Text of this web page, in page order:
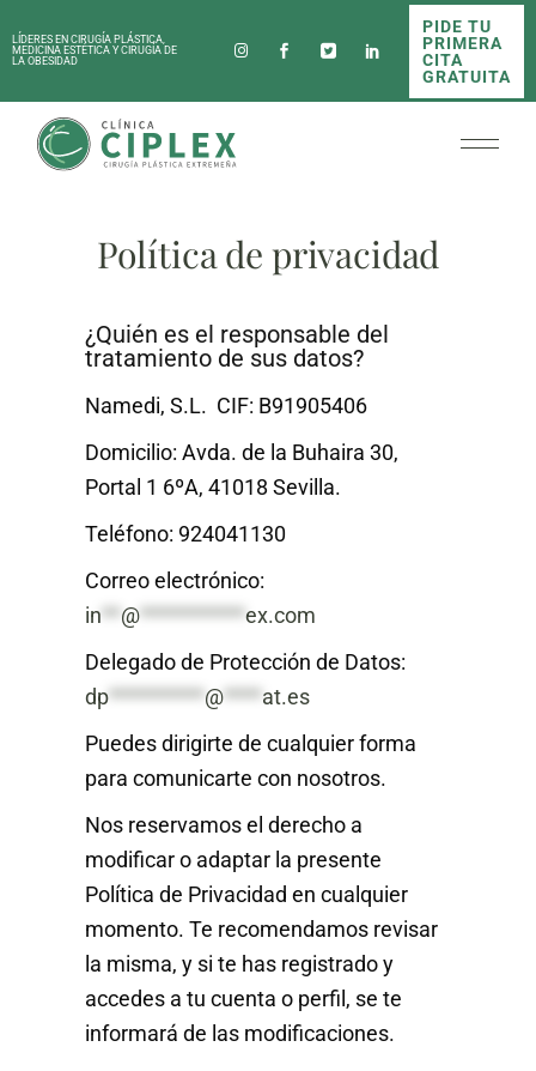
LÍDERES EN CIRUGÍA PLÁSTICA,
MEDICINA ESTÉTICA Y CIRUGÍA DE
LA OBESIDAD
PIDE TU
PRIMERA
CITA
GRATUITA
Política de privacidad
¿Quién es el responsable del
tratamiento de sus datos?
Namedi, S.L. CIF: B91905406
Domicilio:Avda. de la Buhaira 30,
Portal 1 6ºA, 41018 Sevilla.
Teléfono: 924041130
Correo electrónico:
in ** @***********ex.com
Delegado de Protección de Datos:
dp********** @**** at.es
Puedes dirigirte de cualquier forma
para comunicarte con nosotros.
Nos reservamos el derecho a
modificar o adaptar la presente
Política de Privacidad en cualquier
momento. Te recomendamos revisar
la misma, y si te has registrado y
accedes a tu cuenta o perfil, se te
informará de las modificaciones.